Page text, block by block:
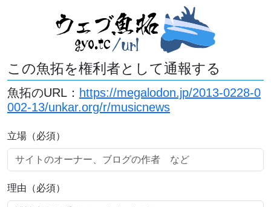
この魚拓を権利者として通報する
魚拓のURL： https://megalodon.jp/2013-0228-0
002-13/unkar.org/r/musicnews
立場（必須）
理由（必須）